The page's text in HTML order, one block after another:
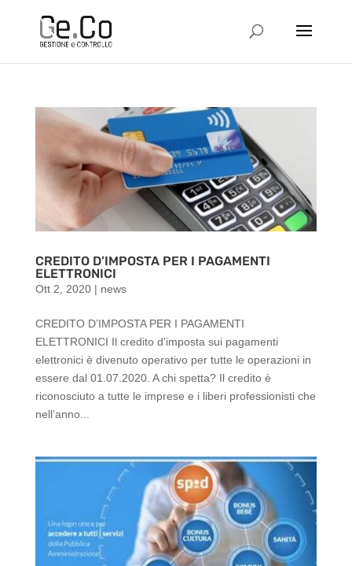
CREDITO D’IMPOSTA PER I PAGAMENTI
ELETTRONICI
Ott 2, 2020| news
CREDITO D’IMPOSTA PER I PAGAMENTI
ELETTRONICI Il credito d’imposta sui pagamenti
elettronici è divenuto operativo per tutte le operazioni in
essere dal 01.07.2020. A chi spetta? Il credito è
riconosciuto a tutte le imprese e i liberi professionisti che
nell’anno...